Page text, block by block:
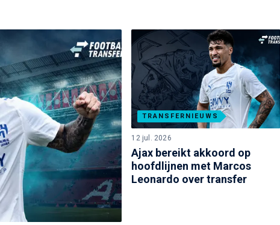
TRANSFERNIEUWS
12 jul. 2026
Ajax bereikt akkoord op
hoofdlijnen met Marcos
Leonardo over transfer